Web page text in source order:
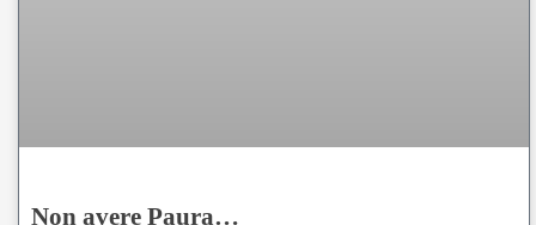
Non avere Paura…